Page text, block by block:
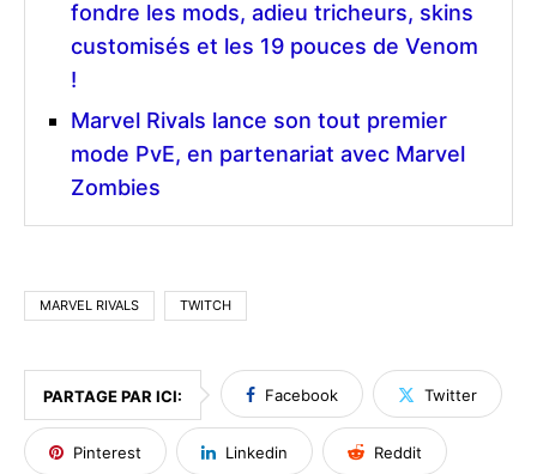
fondre les mods, adieu tricheurs, skins
customisés et les 19 pouces de Venom
!
Marvel Rivals lance son tout premier
mode PvE, en partenariat avec Marvel
Zombies
MARVEL RIVALS TWITCH
PARTAGE PAR ICI: Facebook Twitter
Pinterest Linkedin Reddit